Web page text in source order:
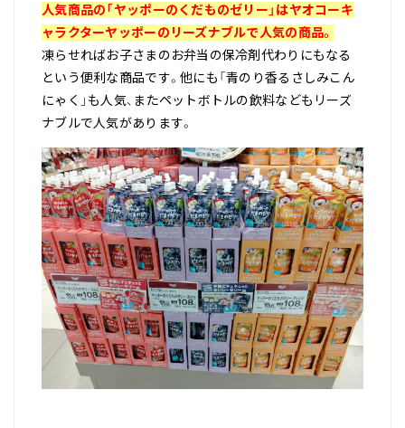
人気商品の「ヤッポーのくだものゼリー」はヤオコーキ
ャラクターヤッポーのリーズナブルで人気の商品。
凍らせればお子さまのお弁当の保冷剤代わりにもなる
という便利な商品です。他にも「青のり香るさしみこん
にゃく」も人気、またペットボトルの飲料などもリーズ
ナブルで人気があります。